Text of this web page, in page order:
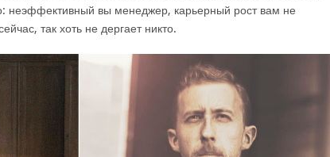
неэффективный вы менеджер, карьерный рост вам не
так хоть не дергает никто.